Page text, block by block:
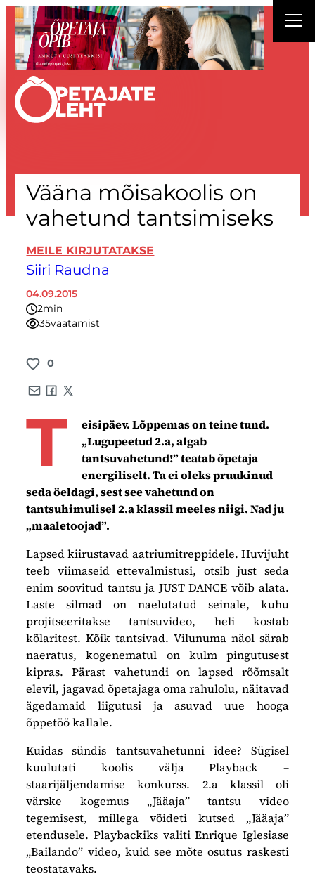
Liigu
sisu
juurde
Vääna mõisakoolis on
vahetund tantsimiseks
MEILE KIRJUTATAKSE
Siiri Raudna
04.09.2015
2minutit
35vaatamist
0
T
eisipäev. Lõppemas on teine tund.
„Lugupeetud 2.a, algab
tantsuvahetund!” teatab õpetaja
energiliselt. Ta ei oleks pruukinud
seda öeldagi, sest see vahetund on
tantsuhimulisel 2.a klassil meeles niigi. Nad ju
„maaletoojad”.
Lapsed kiirustavad aatriumitreppidele. Huvijuht
teeb viimaseid ettevalmistusi, otsib just seda
enim soovitud tantsu ja JUST DANCE võib alata.
Laste silmad on naelutatud seinale, kuhu
projitseeritakse tantsuvideo, heli kostab
kõlaritest. Kõik tantsivad. Vilunuma näol särab
naeratus, kogenematul on kulm pingutusest
kipras. Pärast vahetundi on lapsed rõõmsalt
elevil, jagavad õpetajaga oma rahulolu, näitavad
ägedamaid liigutusi ja asuvad uue hooga
õppetöö kallale.
Kuidas sündis tantsuvahetunni idee? Sügisel
kuulutati koolis välja Playback –
staarijäljendamise konkurss. 2.a klassil oli
värske kogemus „Jääaja” tantsu video
tegemisest, millega võideti kutsed „Jääaja”
etendusele. Playbackiks valiti Enrique Iglesiase
„Bailando” video, kuid see mõte osutus raskesti
teostatavaks.